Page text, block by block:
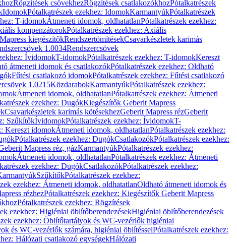
Rögzítések csövekhezRögzítések csatlakozókhozPótalkatrészek
IdomokPótalkatrészek ezekhez: IdomokKarmantyúkPótalkatrészek
T-idomokÁtmeneti idomok, oldhatatlanPótalkatrészek ezekhez:
kompenzátorokPótalkatrészek ezekhez: Axiális
kiegészítőkRendszertömítésekCsavarkészletek karimás
1.0034Rendszercsövek
ÍvidomokT-idomokPótalkatrészek ezekhez: T-idomokKereszt
átmeneti idomok és csatlakozókPótalkatrészek ezekhez: Oldható
Fűtési csatlakozó idomokPótalkatrészek ezekhez: Fűtési csatlakozó
1.0215KözdarabokKarmantyúkPótalkatrészek ezekhez:
Átmeneti idomok, oldhatatlanPótalkatrészek ezekhez: Átmeneti
ezekhez: DugókKiegészítők Geberit Mapress
Csavarkészletek karimás kötésekhezGeberit Mapress rézGeberit
SzűkítőkÍvidomokPótalkatrészek ezekhez: ÍvidomokT-
Kereszt idomokÁtmeneti idomok, oldhatatlanPótalkatrészek ezekhez:
Pótalkatrészek ezekhez: DugókCsatlakozókPótalkatrészek ezekhez:
Mapress réz, gázKarmantyúkPótalkatrészek ezekhez:
Átmeneti idomok, oldhatatlanPótalkatrészek ezekhez: Átmeneti
ezekhez: DugókCsatlakozókPótalkatrészek ezekhez:
SzűkítőkPótalkatrészek ezekhez:
ezekhez: Átmeneti idomok, oldhatatlanOldható átmeneti idomok és
rézhezPótalkatrészek ezekhez: Kiegészítők Geberit Mapress
Pótalkatrészek ezekhez: Rögzítések
ezekhez: Higiéniai öblítőberendezésekHigiéniai öblítőberendezések
ezekhez: Öblítőtartályok és WC-vezérlők higiéniai
és WC-vezérlők számára, higiéniai öblítésselPótalkatrészek ezekhez:
Hálózati csatlakozó egységekHálózati